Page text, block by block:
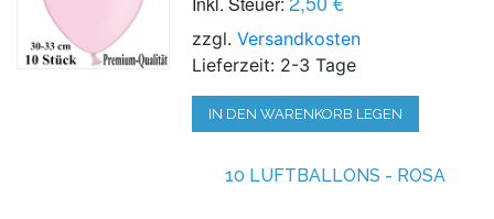
zzgl.Versandkosten
Lieferzeit: 2-3 Tage
IN DEN WARENKORB LEGEN
10 LUFTBALLONS - ROSA